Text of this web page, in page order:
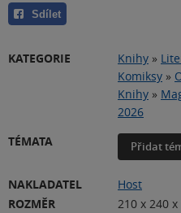
Sdílet
KATEGORIE Knihy »
Komiksy »
Knihy »
2026
TÉMATA
Přidat
NAKLADATEL
Host
ROZMĚR
210 x 240 x